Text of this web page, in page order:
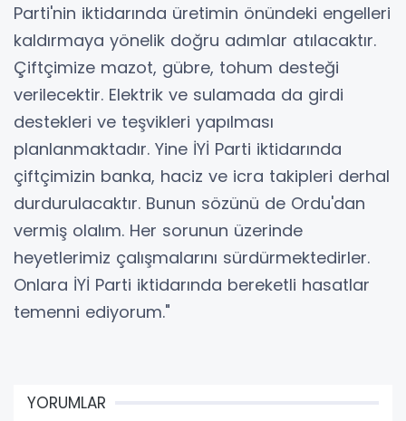
Parti'nin iktidarında üretimin önündeki engelleri
kaldırmaya yönelik doğru adımlar atılacaktır.
Çiftçimize mazot, gübre, tohum desteği
verilecektir. Elektrik ve sulamada da girdi
destekleri ve teşvikleri yapılması
planlanmaktadır. Yine İYİ Parti iktidarında
çiftçimizin banka, haciz ve icra takipleri derhal
durdurulacaktır. Bunun sözünü de Ordu'dan
vermiş olalım. Her sorunun üzerinde
heyetlerimiz çalışmalarını sürdürmektedirler.
Onlara İYİ Parti iktidarında bereketli hasatlar
temenni ediyorum."
YORUMLAR